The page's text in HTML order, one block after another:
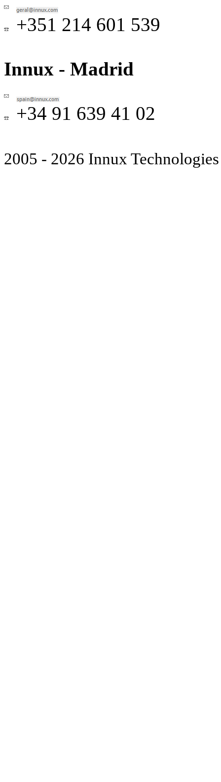
+351 214 601 539
Innux - Madrid
+34 91 639 41 02
2005 - 2026 Innux